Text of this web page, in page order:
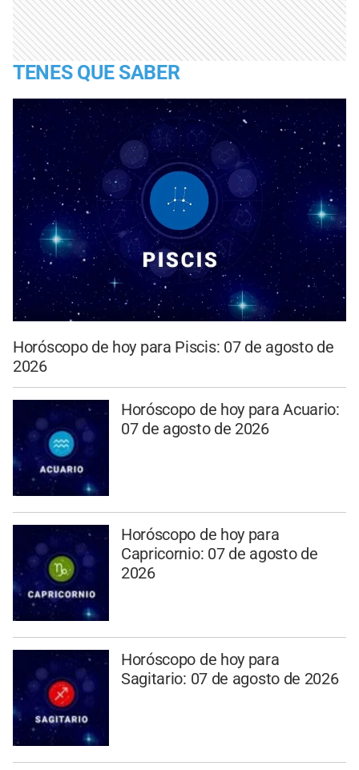
TENES QUE SABER
Horóscopo de hoy para Piscis: 07 de agosto de
2026
Horóscopo de hoy para Acuario:
07 de agosto de 2026
Horóscopo de hoy para
Capricornio: 07 de agosto de
2026
Horóscopo de hoy para
Sagitario: 07 de agosto de 2026